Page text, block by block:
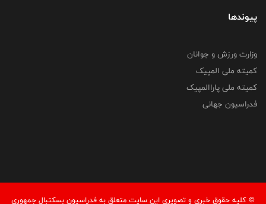
پیوندها
وزارت ورزش و جوانان
کمیته ملی المپیک
کمیته ملی پاراالمپیک
فدراسیون جهانی
© کليه حقوق خبری و تصويری اين سايت متعلق به فدراسیون بسکتبال جمهوری